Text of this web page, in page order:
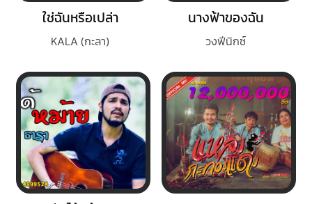
ใช่ฉันหรือเปล่า
KALA (กะลา)
นางฟ้าของฉัน
วงฟีนิกซ์